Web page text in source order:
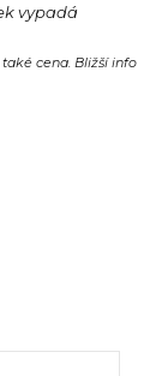
vypadá
cena. Bližší info